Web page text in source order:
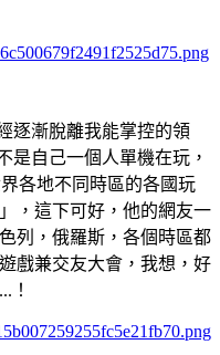
逐漸脫離我能掌控的領
是自己一個人單機在玩，
各地不同時區的各國玩
，這下可好，他的網友一
列，俄羅斯，各個時區都
戲兼交友大會，我想，好
！